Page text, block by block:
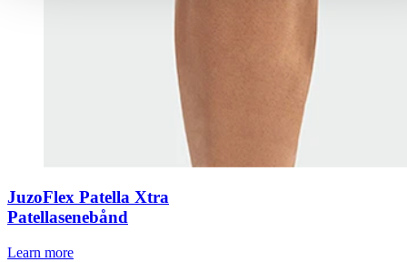
JuzoFlex Patella Xtra
Patellasenebånd
Learn more